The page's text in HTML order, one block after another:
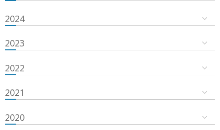
2024
2023
2022
2021
2020